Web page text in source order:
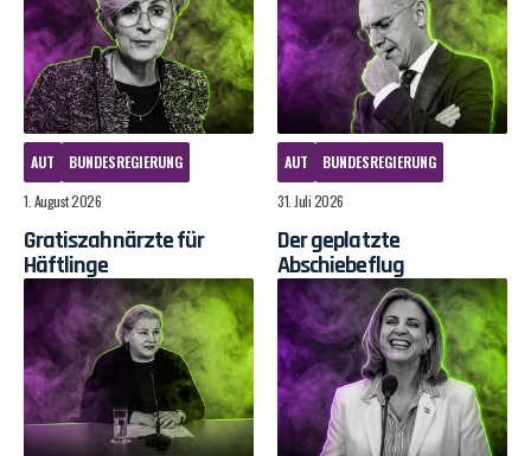
AUT
BUNDESREGIERUNG
1. August 2026
Gratiszahnärzte für
Häftlinge
AUT
BUNDESREGIERUNG
31. Juli 2026
Der geplatzte
Abschiebeflug